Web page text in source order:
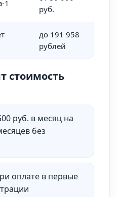
1
руб.
до 191 958
рублей
стоимость
руб. в месяц на
без
оплате в первые